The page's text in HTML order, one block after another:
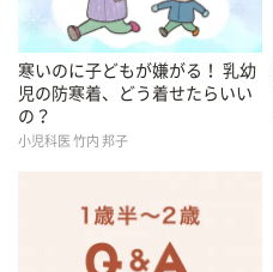
寒いのに子どもが嫌がる！ 乳幼
児の防寒着、どう着せたらいい
の？
小児科医 竹内 邦子